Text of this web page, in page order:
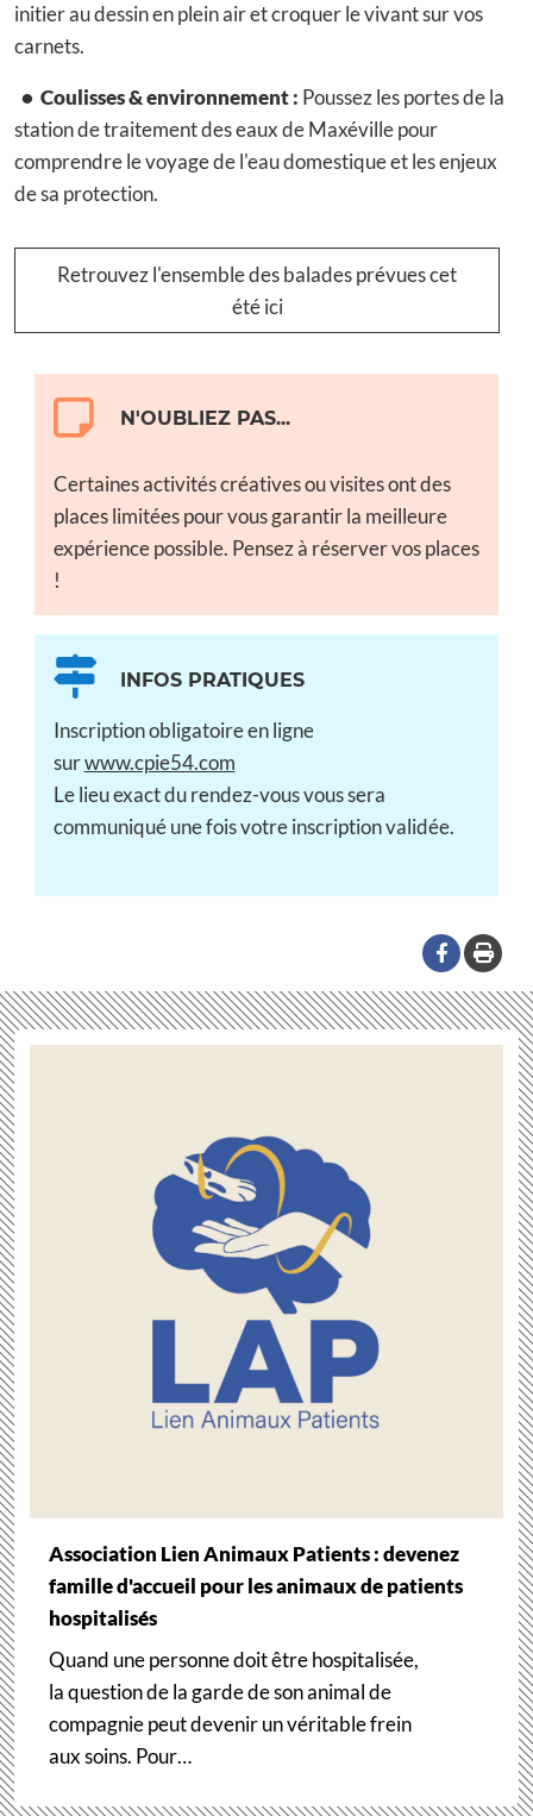
initier au dessin en plein air et croquer le vivant sur vos
carnets.
• Coulisses & environnement : Poussez les portes de la
station de traitement des eaux de Maxéville pour
comprendre le voyage de l'eau domestique et les enjeux
de sa protection.
Retrouvez l'ensemble des balades prévues cet
été ici
N'OUBLIEZ PAS...
Certaines activités créatives ou visites ont des
places limitées pour vous garantir la meilleure
expérience possible. Pensez à réserver vos places
!
INFOS PRATIQUES
Inscription obligatoire en ligne
surwww.cpie54.com
Le lieu exact du rendez-vous vous sera
communiqué une fois votre inscription validée.
Association Lien Animaux Patients : devenez
famille d'accueil pour les animaux de patients
hospitalisés
Quand une personne doit être hospitalisée,
la question de la garde de son animal de
compagnie peut devenir un véritable frein
aux soins. Pour…